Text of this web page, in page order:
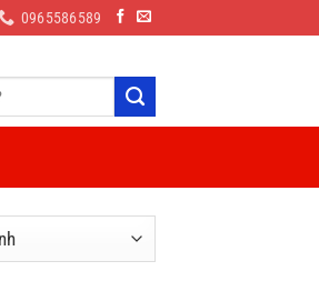
0965586589